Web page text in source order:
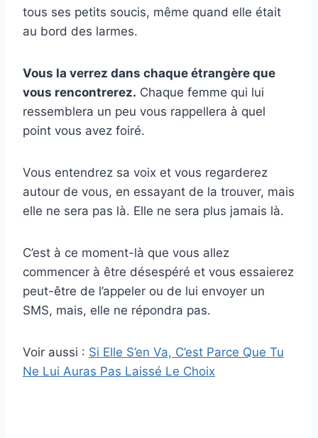
tous ses petits soucis, même quand elle était
au bord des larmes.
Vous la verrez dans chaque étrangère que
vous rencontrerez. Chaque femme qui lui
ressemblera un peu vous rappellera à quel
point vous avez foiré.
Vous entendrez sa voix et vous regarderez
autour de vous, en essayant de la trouver, mais
elle ne sera pas là. Elle ne sera plus jamais là.
C’est à ce moment-là que vous allez
commencer à être désespéré et vous essaierez
peut-être de l’appeler ou de lui envoyer un
SMS, mais, elle ne répondra pas.
Voir aussi : Si Elle S’en Va, C’est Parce Que Tu
Ne Lui Auras Pas Laissé Le Choix